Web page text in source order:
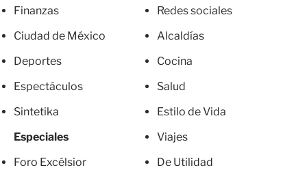
Finanzas
Ciudad de México
Deportes
Espectáculos
Sintetika
Especiales
Foro Excélsior
Redes sociales
Alcaldías
Cocina
Salud
Estilo de Vida
Viajes
De Utilidad